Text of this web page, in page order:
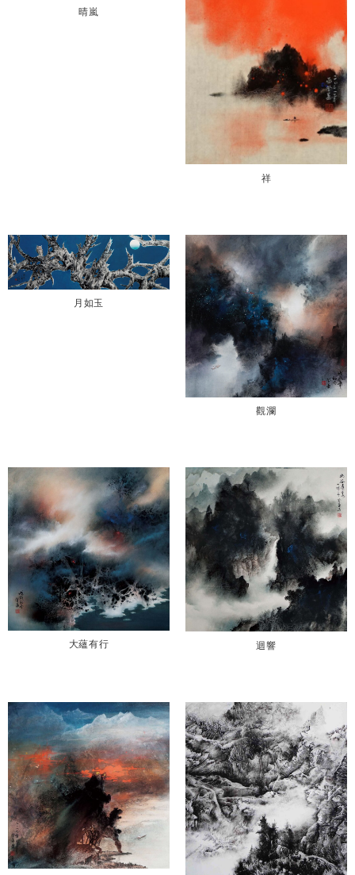
晴嵐
祥
月如玉
觀瀾
大蘊有行 迴響